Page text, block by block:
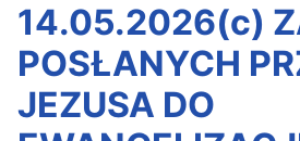
14.05.2026(c)
POSŁANYCH
JEZUSA DO